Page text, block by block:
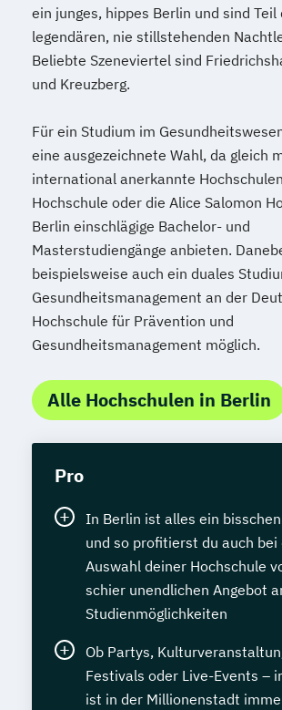
ein junges, hippes Berlin und sind Teil
legendären, nie stillstehenden
Beliebte Szeneviertel sind
und Kreuzberg.
Für ein Studium im
eine ausgezeichnete Wahl, da gleich
international anerkannte
Hochschule oder die Alice Salomon
Berlin einschlägige Bachelor- und
Masterstudiengänge anbieten.
beispielsweise auch ein duales
Gesundheitsmanagement an der
Hochschule für Prävention und
Gesundheitsmanagement möglich.
Alle Hochschulen in Berlin
Pro
In Berlin ist alles ein
und so profitierst du auch bei
Auswahl deiner Hochschule
schier unendlichen Angebot
Studienmöglichkeiten
Ob Partys,
Festivals oder Live-Events –
ist in der Millionenstadt